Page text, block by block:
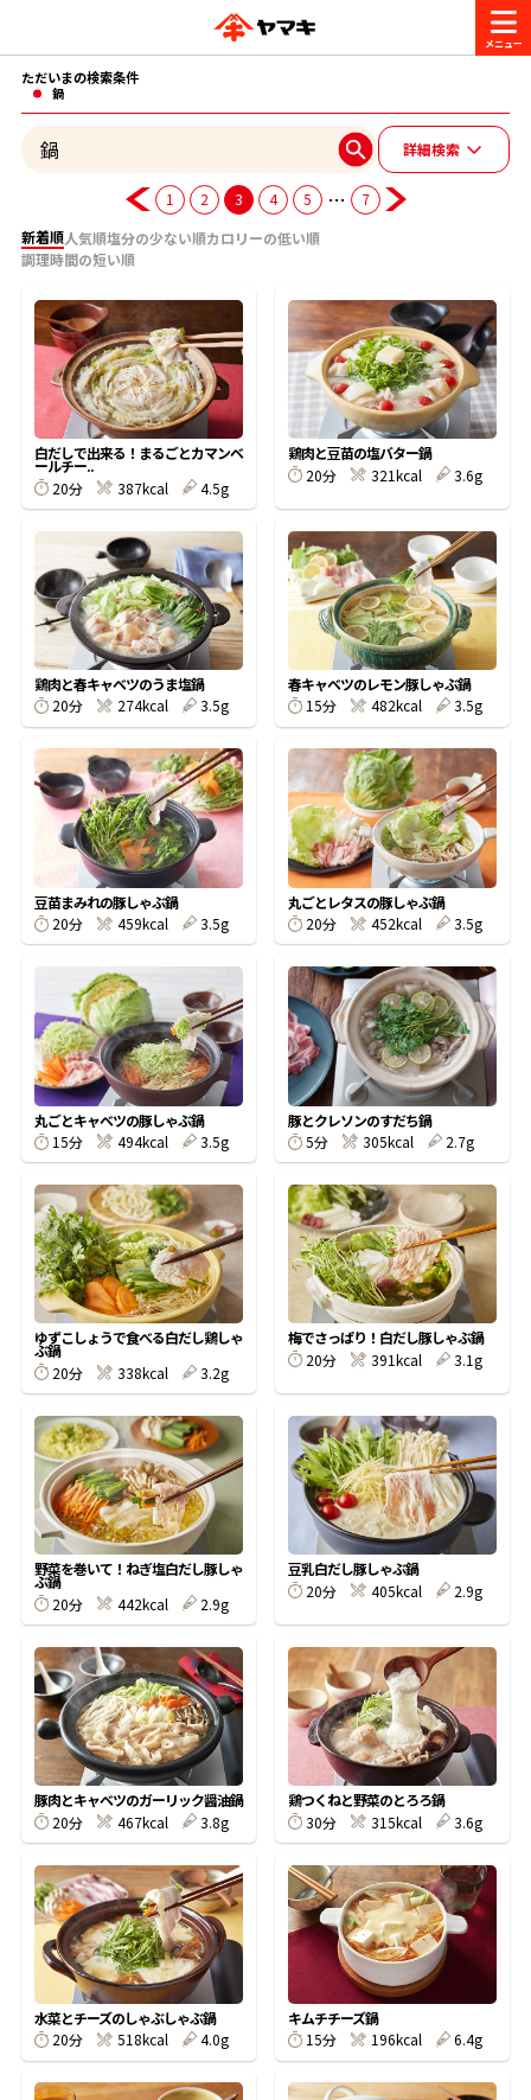
商品情報
ヤマキ『めんつゆ』 ヤマキ 割烹白だし
旨さ、別格。だし屋の鍋 韓福善シリーズ
サッと鍋® 楽チン鍋®
楽チン屋® ストレートつゆ
新鮮一番 『氷熟®』
『踊り節』
鰹節屋の
だしパック
だし粉
レシピ
おいしいレシピを探す
おいしいレシピトップ
主食レシピ
主菜レシピ
汁物レシピ
時短レシピ
おいしいレシピを商品から探す
かつお節レシピ
めんつゆレシピ
割烹白だしレシピ
レシピ特設サイト
割烹白だしレシピ特集
かつおだしが決め手！簡単茶碗蒸し
かつお節・だしを楽しむ
かつお節・だしを知る
だしの取り方
かつお節の削り方
かつお節・だしをもっと知る
ヤマキ かつお節プラス®
かつお節・だしを楽しむ
だしコミュ
CM・キャンペーン
キャンペーン一覧
企業・採用情報
企業情報
- 百年対話
- ヤマキ かつお節プラス®
採用情報
- ジョブリターン制
お問い合わせ
ヤマキお客様相談室
オンラインショップ
コミュニティサイト
Global
ただいまの検索条件
鍋
詳細検索
1 2 3 4 5 …
7
新着順人気順塩分の少ない順カロリーの低い順
調理時間の短い順
白だしで出来る！まるごとカマンベ
ールチー..
20分
387kcal 4.5g
鶏肉と豆苗の塩バター鍋
20分
321kcal 3.6g
鶏肉と春キャベツのうま塩鍋
20分
274kcal 3.5g
春キャベツのレモン豚しゃぶ鍋
15分
482kcal 3.5g
豆苗まみれの豚しゃぶ鍋
20分
459kcal 3.5g
丸ごとレタスの豚しゃぶ鍋
20分
452kcal 3.5g
丸ごとキャベツの豚しゃぶ鍋
15分
494kcal 3.5g
豚とクレソンのすだち鍋
5分
305kcal 2.7g
ゆずこしょうで食べる白だし鶏しゃ
ぶ鍋
20分
338kcal 3.2g
梅でさっぱり！白だし豚しゃぶ鍋
20分
391kcal 3.1g
野菜を巻いて！ねぎ塩白だし豚しゃ
ぶ鍋
20分
442kcal 2.9g
豆乳白だし豚しゃぶ鍋
20分
405kcal 2.9g
豚肉とキャベツのガーリック醤油鍋
20分
467kcal 3.8g
鶏つくねと野菜のとろろ鍋
30分
315kcal 3.6g
水菜とチーズのしゃぶしゃぶ鍋
20分
518kcal 4.0g
キムチチーズ鍋
15分
196kcal 6.4g